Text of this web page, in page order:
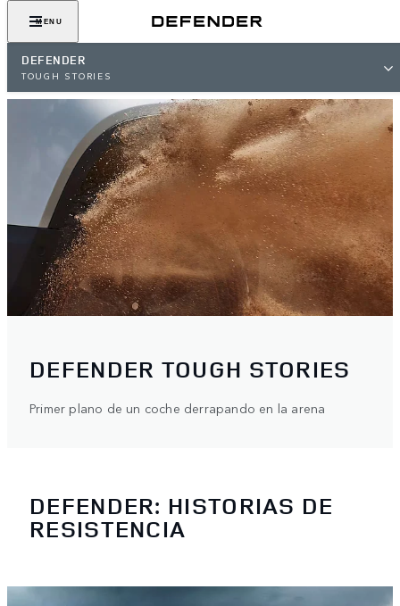
MENU
DEFENDER
TOUGH STORIES
DEFENDER TOUGH STORIES
Primer plano de un coche derrapando en la arena
DEFENDER: HISTORIAS DE
RESISTENCIA